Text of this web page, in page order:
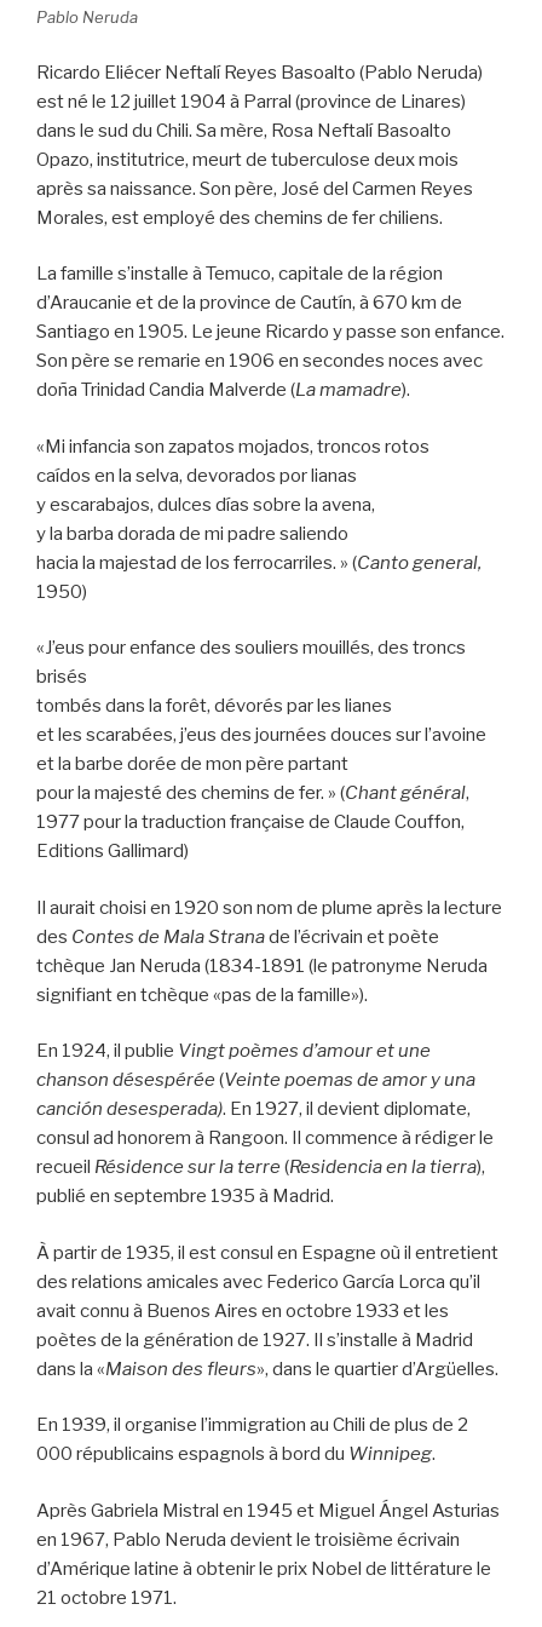
Pablo Neruda
Ricardo Eliécer Neftalí Reyes Basoalto (Pablo Neruda)
est né le 12 juillet 1904 à Parral (province de Linares)
dans le sud du Chili. Sa mère, Rosa Neftalí Basoalto
Opazo, institutrice, meurt de tuberculose deux mois
après sa naissance. Son père, José del Carmen Reyes
Morales, est employé des chemins de fer chiliens.
La famille s’installe à Temuco, capitale de la région
d’Araucanie et de la province de Cautín, à 670 km de
Santiago en 1905. Le jeune Ricardo y passe son enfance.
Son père se remarie en 1906 en secondes noces avec
doña Trinidad Candia Malverde (La mamadre).
«Mi infancia son zapatos mojados, troncos rotos
caídos en la selva, devorados por lianas
y escarabajos, dulces días sobre la avena,
y la barba dorada de mi padre saliendo
hacia la majestad de los ferrocarriles. » (Canto general,
1950)
«J’eus pour enfance des souliers mouillés, des troncs
brisés
tombés dans la forêt, dévorés par les lianes
et les scarabées, j’eus des journées douces sur l’avoine
et la barbe dorée de mon père partant
pour la majesté des chemins de fer. » (Chant général,
1977 pour la traduction française de Claude Couffon,
Editions Gallimard)
Il aurait choisi en 1920 son nom de plume après la lecture
des Contes de Mala Stranade l’écrivain et poète
tchèque Jan Neruda (1834-1891 (le patronyme Neruda
signifiant en tchèque «pas de la famille»).
En 1924, il publie Vingt poèmes d’amour et une
chanson désespérée (Veinte poemas de amor y una
canción desesperada). En 1927, il devient diplomate,
consul ad honorem à Rangoon. Il commence à rédiger le
recueil Résidence sur la terre (Residencia en la tierra),
publié en septembre 1935 à Madrid.
À partir de 1935, il est consul en Espagne où il entretient
des relations amicales avec Federico García Lorca qu’il
avait connu à Buenos Aires en octobre 1933 et les
poètes de la génération de 1927. Il s’installe à Madrid
dans la «Maison des fleurs», dans le quartier d’Argüelles.
En 1939, il organise l’immigration au Chili de plus de 2
000 républicains espagnols à bord du Winnipeg.
Après Gabriela Mistral en 1945 et Miguel Ángel Asturias
en 1967, Pablo Neruda devient le troisième écrivain
d’Amérique latine à obtenir le prix Nobel de littérature le
21 octobre 1971.